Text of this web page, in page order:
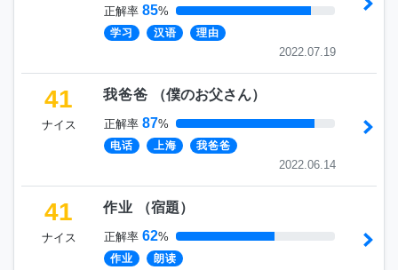
正解率 85%
学习 汉语 理由
2022.07.19
41
ナイス
我爸爸 （僕のお父さん）
正解率 87%
电话 上海 我爸爸
2022.06.14
41
ナイス
作业 （宿題）
正解率 62%
作业 朗读